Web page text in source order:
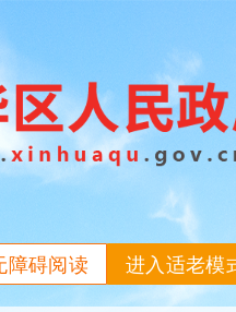
进入适老模
障碍阅读